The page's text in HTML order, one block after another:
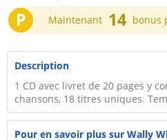
P Maintenant 14 bonus
Description
1 CD avec livret de 20 pages y
chansons, 18 titres uniques.
Pour en savoir plus sur Wally